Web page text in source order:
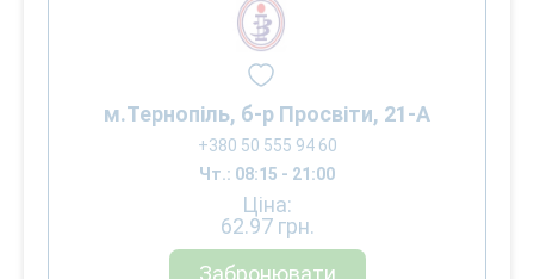
м.Тернопіль, б-р Просвіти, 21-А
+380 50 555 94 60
Чт.: 08:15 - 21:00
Ціна:
62.97 грн.
Забронювати